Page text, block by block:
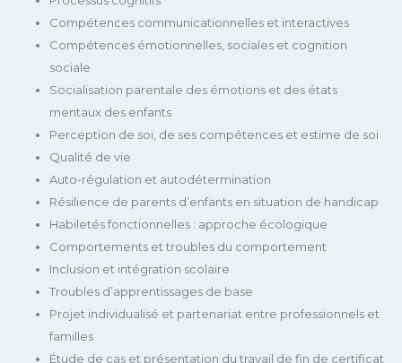
Compétences communicationnelles et interactives
Compétences émotionnelles, sociales et cognition
sociale
Socialisation parentale des émotions et des états
mentaux des enfants
Perception de soi, de ses compétences et estime de soi
Qualité de vie
Auto-régulation et autodétermination
Résilience de parents d’enfants en situation de handicap
Habiletés fonctionnelles : approche écologique
Comportements et troubles du comportement
Inclusion et intégration scolaire
Troubles d’apprentissages de base
Projet individualisé et partenariat entre professionnels et
familles
Étude de cas et présentation du travail de fin de certificat